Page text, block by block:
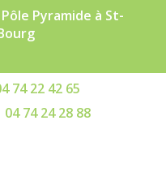
Pyramide à St-
74 22 42 65
04 74 24 28 88